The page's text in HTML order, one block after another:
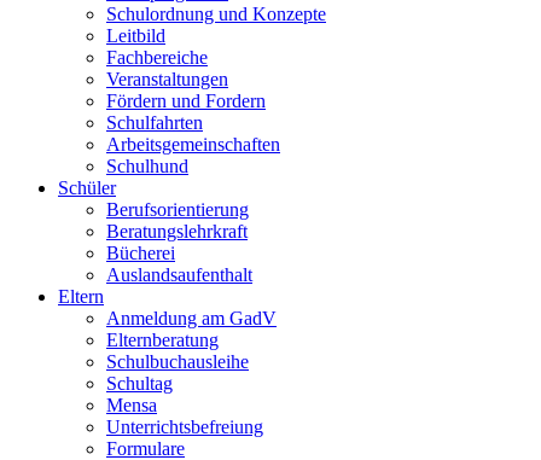
Schulordnung und Konzepte
Leitbild
Fachbereiche
Veranstaltungen
Fördern und Fordern
Schulfahrten
Arbeitsgemeinschaften
Schulhund
Schüler
Berufsorientierung
Beratungslehrkraft
Bücherei
Auslandsaufenthalt
Eltern
Anmeldung am GadV
Elternberatung
Schulbuchausleihe
Schultag
Mensa
Unterrichtsbefreiung
Formulare